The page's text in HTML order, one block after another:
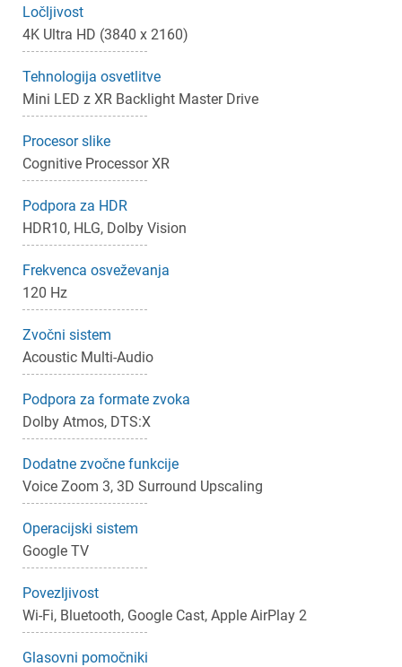
Ločljivost
4K Ultra HD (3840 x 2160)
Tehnologija osvetlitve
Mini LED z XR Backlight Master Drive
Procesor slike
Cognitive Processor XR
Podpora za HDR
HDR10, HLG, Dolby Vision
Frekvenca osveževanja
120 Hz
Zvočni sistem
Acoustic Multi-Audio
Podpora za formate zvoka
Dolby Atmos, DTS:X
Dodatne zvočne funkcije
Voice Zoom 3, 3D Surround Upscaling
Operacijski sistem
Google TV
Povezljivost
Wi-Fi, Bluetooth, Google Cast, Apple AirPlay 2
Glasovni pomočniki
Prijava
Za dodajanje na seznam želja morate biti prijavljeni.
Prekliči